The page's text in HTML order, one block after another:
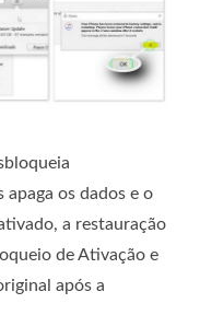
os dados e o
a restauração
de Ativação e
após a